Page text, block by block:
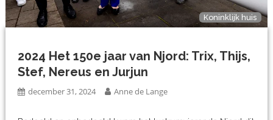
Koninklijk huis
2024 Het 150e jaar van Njord: Trix, Thijs,
Stef, Nereus en Jurjun
december 31, 2024 Anne de Lange